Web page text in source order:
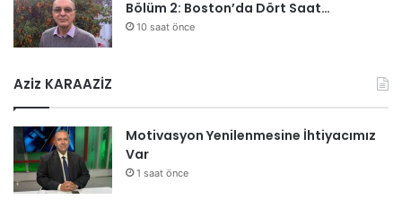
Bölüm 2: Boston’da Dört Saat…
10 saat önce
Aziz KARAAZİZ
Motivasyon Yenilenmesine İhtiyacımız
Var
1 saat önce